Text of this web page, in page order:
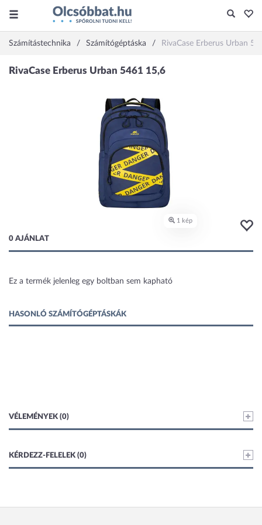
Számítástechnika Számítógéptáska RivaCase Erberus Urban
0 AJÁNLAT
Ez a termék jelenleg egy boltban sem kapható
HASONLÓ SZÁMÍTÓGÉPTÁSKÁK
VÉLEMÉNYEK (0)
KÉRDEZZ-FELELEK (0)